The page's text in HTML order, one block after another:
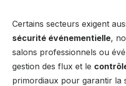
Certains secteurs exigent
sécurité événementielle,
salons professionnels ou
gestion des flux et le
primordiaux pour garantir la